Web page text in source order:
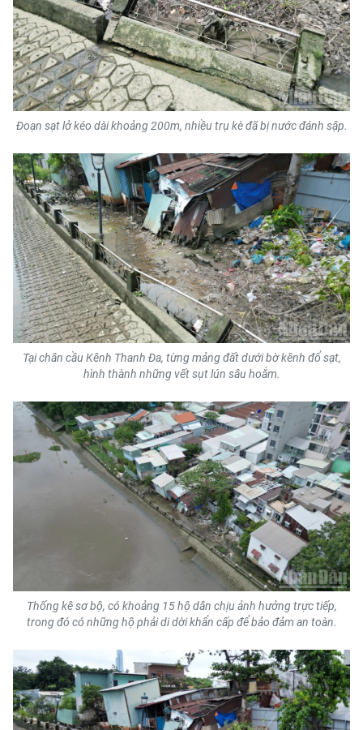
Media Pháp luật
Media Du lịch
Media Thế giới
Media Thể thao
Media Giáo dục
Media Y tế
Media Khoa học - Công nghệ
Media Môi trường
Ảnh
Infographic
TIN ĐỊA PHƯƠNG
Trung du và miền núi phía Bắc
Đồng bằng sông Hồng
Duyên hải Nam Trung Bộ và Tây
Đông Nam Bộ
Đồng bằng sông Cửu Long
Chuyên trang Hà Nội
Đoạn sạt lở kéo dài khoảng 200m, nhiều trụ kè đã bị nước đánh sập.
Tại chân cầu Kênh Thanh Đa, từng mảng đất dưới bờ kênh đổ sạt,
hình thành những vết sụt lún sâu hoắm.
Thống kê sơ bộ, có khoảng 15 hộ dân chịu ảnh hưởng trực tiếp,
trong đó có những hộ phải di dời khẩn cấp để bảo đảm an toàn.